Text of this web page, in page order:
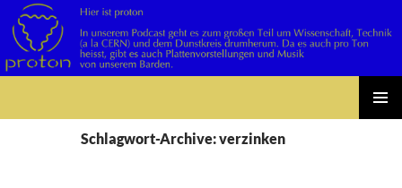
Schlagwort-Archive: verzinken